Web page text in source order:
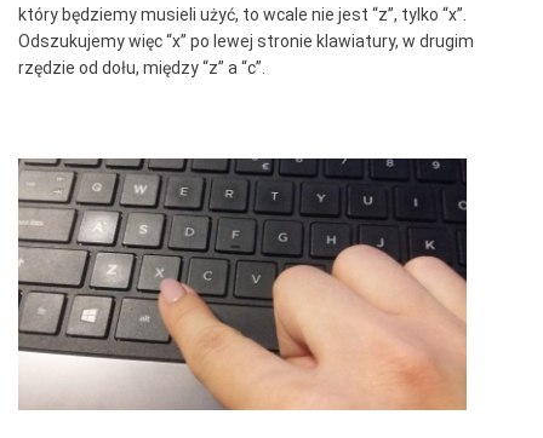
który będziemy musieli użyć, to wcale nie jest “z”, tylko “x”.
Odszukujemy więc “x” po lewej stronie klawiatury, w drugim
rzędzie od dołu, między “z” a “c”.